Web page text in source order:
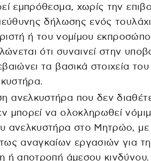
εμπρόθεσμα, χωρίς την
δήλωσης ενός
ή του νομίμου
ότι συναινεί στην
τα βασικά στοιχεία του
ανελκυστήρα που δεν
μπορεί να ολοκληρωθεί
ανελκυστήρα στο Μητρώο, με
αναγκαίων εργασιών για
ή αποτροπή άμεσου κινδύνου.